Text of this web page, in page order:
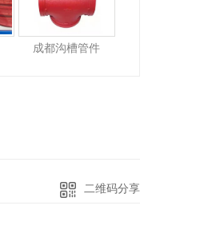
成都沟槽管件
二维码分享